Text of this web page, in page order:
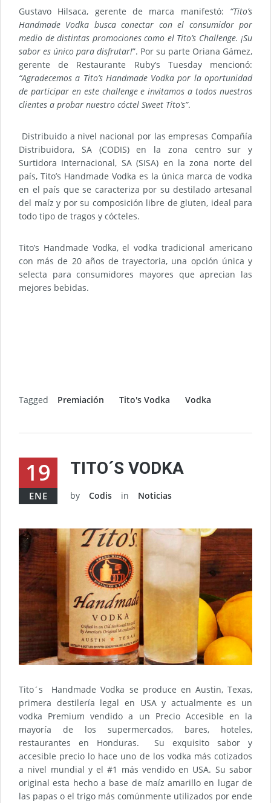
Gustavo Hilsaca, gerente de marca manifestó: “Tito’s
Handmade Vodka busca conectar con el consumidor por
medio de distintas promociones como el Tito’s Challenge. ¡Su
sabor es único para disfrutar!”. Por su parte Oriana Gámez,
gerente de Restaurante Ruby’s Tuesday mencionó:
“Agradecemos a Tito’s Handmade Vodka por la oportunidad
de participar en este challenge e invitamos a todos nuestros
clientes a probar nuestro cóctel Sweet Tito’s”.
Distribuido a nivel nacional por las empresas Compañía
Distribuidora, SA (CODIS) en la zona centro sur y
Surtidora Internacional, SA (SISA) en la zona norte del
país, Tito’s Handmade Vodka es la única marca de vodka
en el país que se caracteriza por su destilado artesanal
del maíz y por su composición libre de gluten, ideal para
todo tipo de tragos y cócteles.
Tito’s Handmade Vodka, el vodka tradicional americano
con más de 20 años de trayectoria, una opción única y
selecta para consumidores mayores que aprecian las
mejores bebidas.
Tagged Premiación Tito's Vodka Vodka
19
ENE
TITO´S VODKA
by Codis in Noticias
Tito´s Handmade Vodka se produce en Austin, Texas,
primera destilería legal en USA y actualmente es un
vodka Premium vendido a un Precio Accesible en la
mayoría de los supermercados, bares, hoteles,
restaurantes en Honduras. Su exquisito sabor y
accesible precio lo hace uno de los vodka más cotizados
a nivel mundial y el #1 más vendido en USA. Su sabor
original esta hecho a base de maíz amarillo en lugar de
las papas o el trigo más comúnmente utilizados por ende